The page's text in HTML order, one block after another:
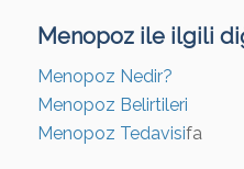
Menopoz ile ilgili
Menopoz Nedir?
Menopoz Belirtileri
Menopoz Tedavisifa